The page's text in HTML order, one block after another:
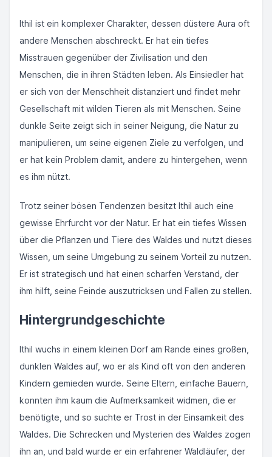
Ithil ist ein komplexer Charakter, dessen düstere Aura oft
andere Menschen abschreckt. Er hat ein tiefes
Misstrauen gegenüber der Zivilisation und den
Menschen, die in ihren Städten leben. Als Einsiedler hat
er sich von der Menschheit distanziert und findet mehr
Gesellschaft mit wilden Tieren als mit Menschen. Seine
dunkle Seite zeigt sich in seiner Neigung, die Natur zu
manipulieren, um seine eigenen Ziele zu verfolgen, und
er hat kein Problem damit, andere zu hintergehen, wenn
es ihm nützt.
Trotz seiner bösen Tendenzen besitzt Ithil auch eine
gewisse Ehrfurcht vor der Natur. Er hat ein tiefes Wissen
über die Pflanzen und Tiere des Waldes und nutzt dieses
Wissen, um seine Umgebung zu seinem Vorteil zu nutzen.
Er ist strategisch und hat einen scharfen Verstand, der
ihm hilft, seine Feinde auszutricksen und Fallen zu stellen.
Hintergrundgeschichte
Ithil wuchs in einem kleinen Dorf am Rande eines großen,
dunklen Waldes auf, wo er als Kind oft von den anderen
Kindern gemieden wurde. Seine Eltern, einfache Bauern,
konnten ihm kaum die Aufmerksamkeit widmen, die er
benötigte, und so suchte er Trost in der Einsamkeit des
Waldes. Die Schrecken und Mysterien des Waldes zogen
ihn an, und bald wurde er ein erfahrener Waldläufer, der